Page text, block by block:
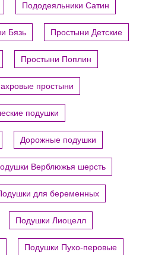
Пододеяльники Сатин
Бязь Простыни Детские
Простыни Поплин
простыни
подушки
Дорожные подушки
Верблюжья шерсть
для беременных
Подушки Лиоцелл
Подушки Пухо-перовые